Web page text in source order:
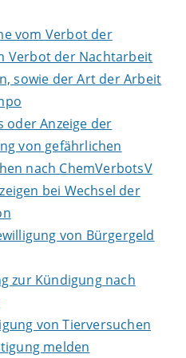
vom Verbot der
Verbot der Nachtarbeit
sowie der Art der Arbeit
oder Anzeige der
von gefährlichen
nach ChemVerbotsV
bei Wechsel der
von Bürgergeld
zur Kündigung nach
von Tierversuchen
melden